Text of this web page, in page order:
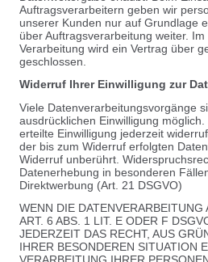
Auftragsverarbeitern geben wir
unserer Kunden nur auf Grundlage
über Auftragsverarbeitung weiter.
Verarbeitung wird ein Vertrag über
geschlossen.
Widerruf Ihrer Einwilligung zur
Viele Datenverarbeitungsvorgänge
ausdrücklichen Einwilligung
erteilte Einwilligung jederzeit
der bis zum Widerruf erfolgten
Widerruf unberührt.
Datenerhebung in besonderen
Direktwerbung (Art. 21 DSGVO)
WENN DIE
ART. 6 ABS. 1 LIT. E ODER F
JEDERZEIT DAS RECHT, AUS
IHRER BESONDEREN SITUATION